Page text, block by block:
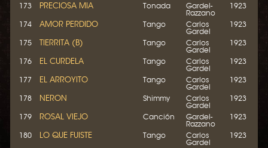
173 PRECIOSA MIA Tonada
Gardel-
Razzano
1923
174 AMOR PERDIDO Tango
Carlos
Gardel
1923
175 TIERRITA (B) Tango
Carlos
Gardel
1923
176 EL CURDELA Tango
Carlos
Gardel
1923
177 EL ARROYITO Tango
Carlos
Gardel
1923
178 NERON Shimmy
Carlos
Gardel
1923
179 ROSAL VIEJO Canción
Gardel-
Razzano
1923
180 LO QUE FUISTE Tango
Carlos
Gardel
1923